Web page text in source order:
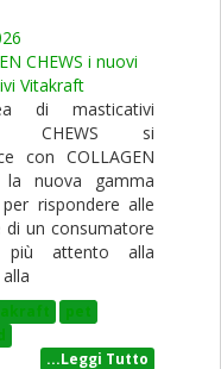
CHEWS i nuovi
Vitakraft
di masticativi
CHEWS si
con COLLAGEN
la nuova gamma
rispondere alle
di un consumatore
più attento alla
pet
...Leggi Tutto